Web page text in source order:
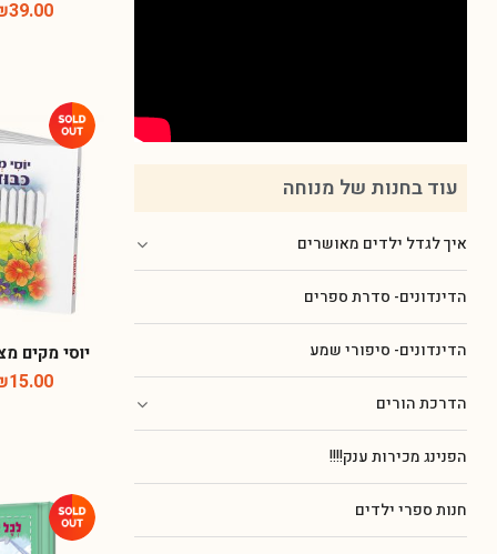
עוד בחנות של מנוחה
איך לגדל ילדים מאושרים
הדינדונים- סדרת ספרים
הדינדונים- סיפורי שמע
הדרכת הורים
הפנינג מכירות ענק!!!!
חנות ספרי ילדים
39.00
יוסי מקים
15.00